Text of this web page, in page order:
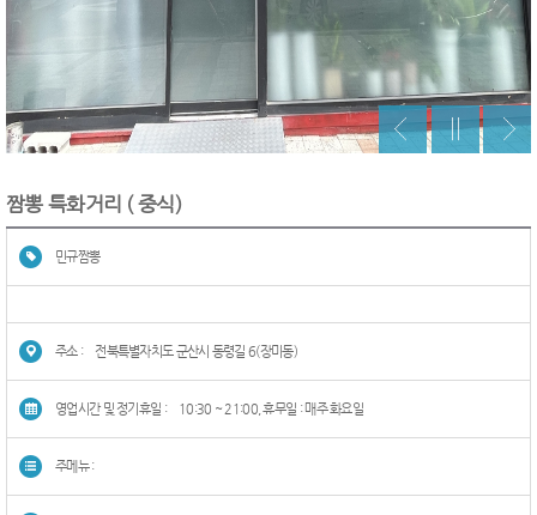
짬뽕 특화거리 ( 중식)
민규짬뽕
주소 : 전북특별자치도 군산시 동령길 6(장미동)
영업시간 및 정기휴일 : 10:30 ~ 21:00, 휴무일 : 매주 화요일
주메뉴 :